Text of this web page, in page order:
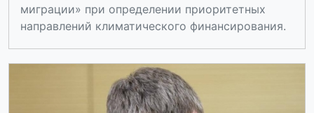
миграции» при определении приоритетных
направлений климатического финансирования.